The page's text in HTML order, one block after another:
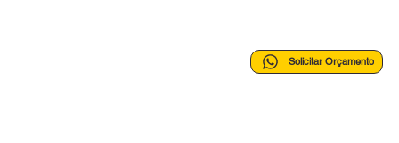
Solicitar Orçamento